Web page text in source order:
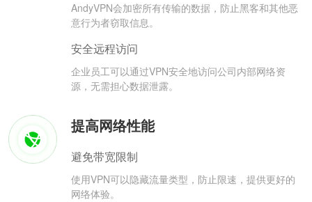
AndyVPN会加密所有传输的数据，防止黑客和其他恶
意行为者窃取信息。
安全远程访问
企业员工可以通过VPN安全地访问公司内部网络资
源，无需担心数据泄露。
提高网络性能
避免带宽限制
使用VPN可以隐藏流量类型，防止限速，提供更好的
网络体验。